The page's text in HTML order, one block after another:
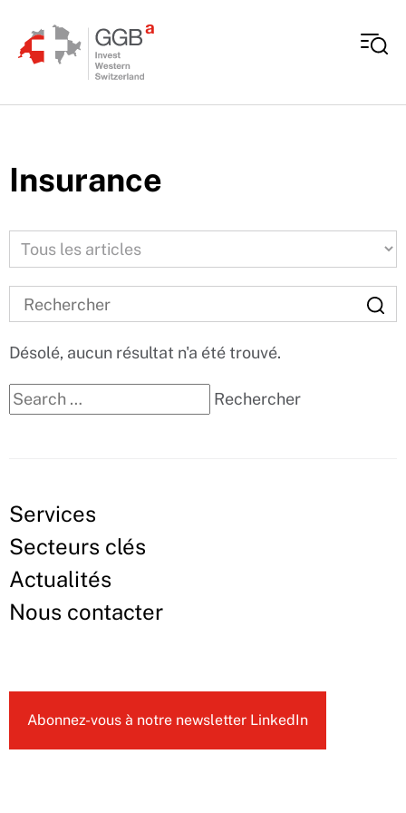
Insurance
Désolé, aucun résultat n'a été trouvé.
Recherche pour: Rechercher
Services
Secteurs clés
Actualités
Nous contacter
Abonnez-vous à notre newsletter LinkedIn